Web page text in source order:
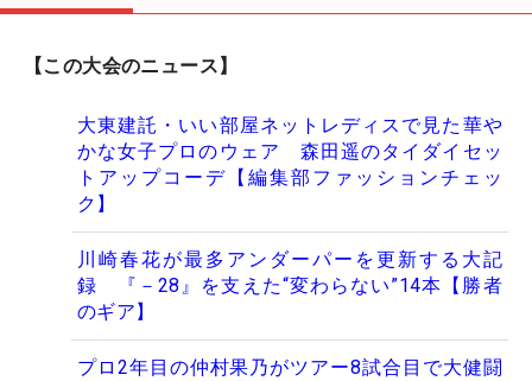
【この大会のニュース】
大東建託・いい部屋ネットレディスで見た華や
かな女子プロのウェア 森田遥のタイダイセッ
トアップコーデ【編集部ファッションチェッ
ク】
川崎春花が最多アンダーパーを更新する大記
録 『－28』を支えた“変わらない”14本【勝者
のギア】
プロ2年目の仲村果乃がツアー8試合目で大健闘